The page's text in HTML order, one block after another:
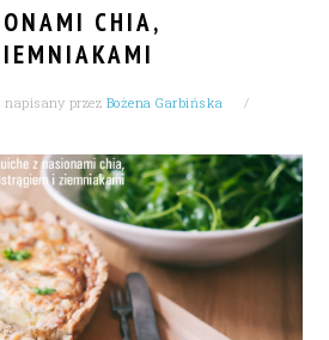
CHIA,
napisany przez Bożena Garbińska